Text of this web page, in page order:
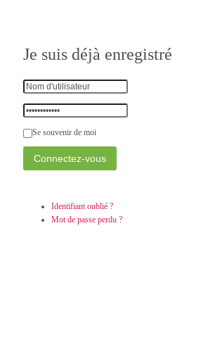
Je suis déjà enregistré
Se souvenir de moi
Identifiant oublié ?
Mot de passe perdu ?